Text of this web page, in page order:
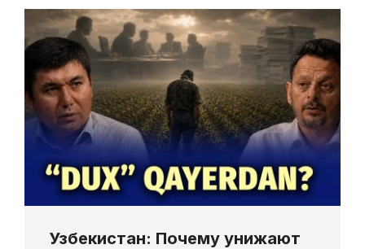
Узбекистан: Почему унижают